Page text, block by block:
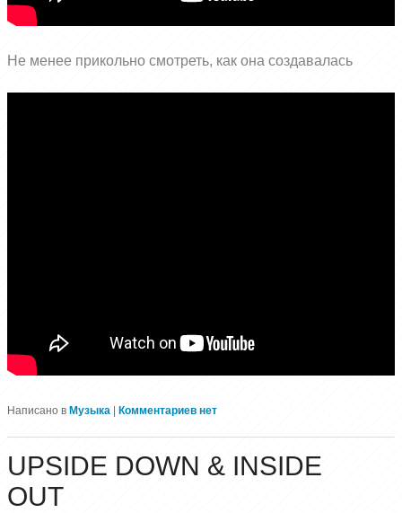
Не менее прикольно смотреть, как она создавалась
Написано в Музыка Комментариев нет
UPSIDE DOWN & INSIDE
OUT